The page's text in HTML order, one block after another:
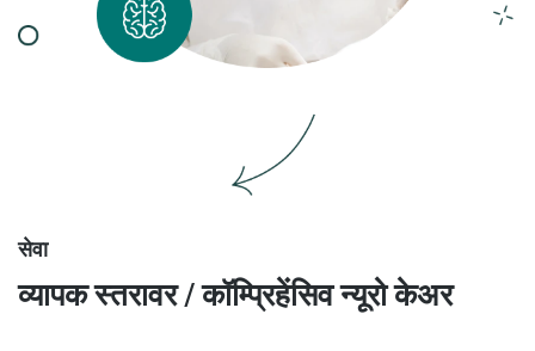
सेवा
व्यापक स्तरावर / कॉम्प्रिहेंसिव न्यूरो केअर